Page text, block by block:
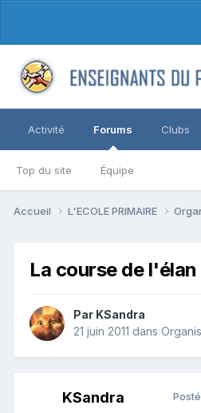
Activité Forums
Top du site Équipe
Clubs
Accueil L'ECOLE PRIMAIRE
La course de
Par KSandra
21 juin 2011 dans
KSandra